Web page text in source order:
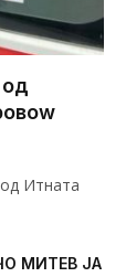
Итната
МИТЕВ ЈА